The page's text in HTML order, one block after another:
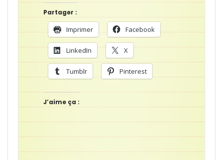
Partager :
Imprimer Facebook
LinkedIn X
Tumblr Pinterest
J’aime ça :